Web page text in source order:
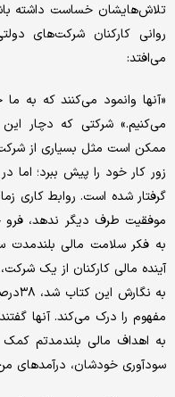
تلاش‌‌هایشان خساست داشته
می‌‌افتد:
«آنها وانمود می‌‌کنند که به
می‌‌کنیم.» شرکتی که دچار
ممکن است مثل بسیاری از
زور کار خود را پیش ببرد؛
گرفتار شده است. روابط کاری
موفقیت طرف دیگر ندهد، فرو
به فکر سلامت مالی بلندمدت
آینده مالی کارکنان از یک
به
مفهوم را درک می‌‌کند. آنها
به اهداف مالی بلندمدتم
سودآوری خودشان، درآمدهای